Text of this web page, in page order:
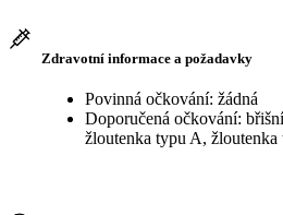
Zdravotní informace a požadavky
Povinná očkování: žádná
Doporučená očkování:
žloutenka typu A, žloutenka